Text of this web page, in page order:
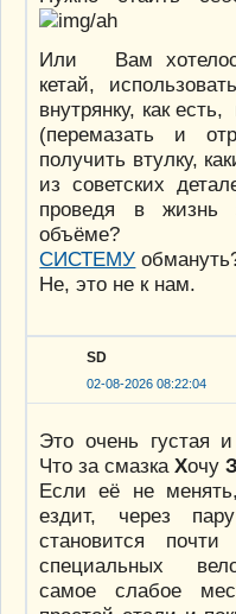
Или Вам
кетай,
внутрянку, как
(перемазать и
получить втулку,
из советских
проведя в
объёме?
СИСТЕМУ
Не, это не к нам.
SD
02-08-2026 08:22:04
Это очень густая
Что за смазкаХочуЗ
Если её не
ездит, через
становится
специальных
самое слабое